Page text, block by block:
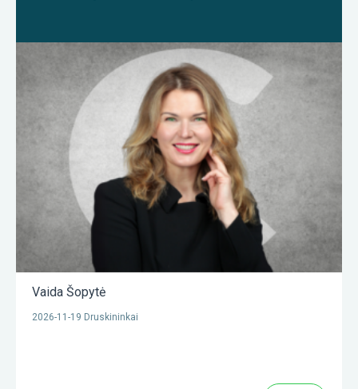
Vaida Šopytė
2026-11-19 Druskininkai